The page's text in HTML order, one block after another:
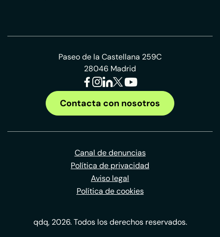
Paseo de la Castellana 259C
28046 Madrid
Contacta con nosotros
Canal de denuncias
Política de privacidad
Aviso legal
Política de cookies
qdq, 2026. Todos los derechos reservados.